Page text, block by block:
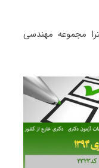
مجموعه مهندسی